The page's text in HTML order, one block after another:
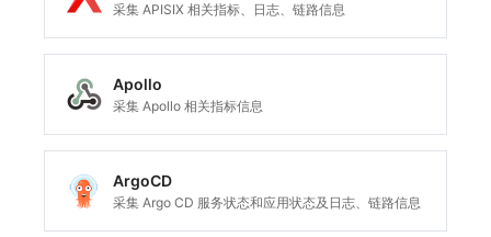
采集 APISIX 相关指标、日志、链路信息
Apollo
采集 Apollo 相关指标信息
ArgoCD
采集 Argo CD 服务状态和应用状态及日志、链路信息